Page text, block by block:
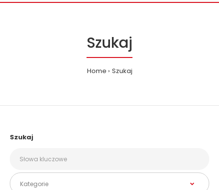
Szukaj
Home Szukaj
Szukaj